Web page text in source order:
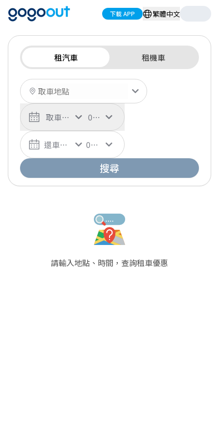
下載 APP 繁體中文
租汽車 租機車
取車日期 00:00
還車日期 00:00
搜尋
請輸入地點、時間，查詢租車優惠